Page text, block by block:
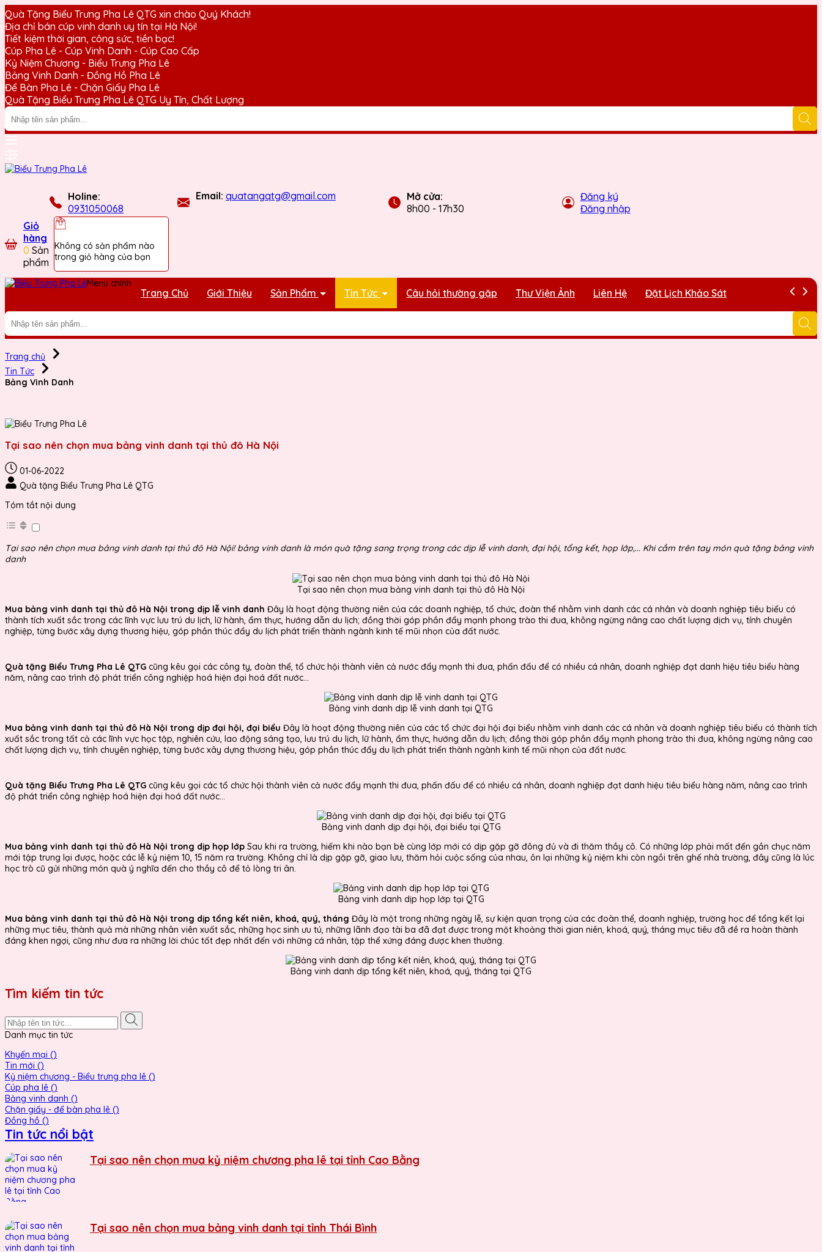
Quà Tặng Biểu Trưng Pha Lê QTG xin chào Quý Khách!
Địa chỉ bán cúp vinh danh uy tín tại Hà Nội!
Tiết kiệm thời gian, công sức, tiền bạc!
Cúp Pha Lê - Cúp Vinh Danh - Cúp Cao Cấp
Kỷ Niệm Chương - Biểu Trưng Pha Lê
Bảng Vinh Danh - Đồng Hồ Pha Lê
Để Bàn Pha Lê - Chặn Giấy Pha Lê
Quà Tặng Biểu Trưng Pha Lê QTG Uy Tín, Chất Lượng
Holine:
0931050068
Email: quatangqtg@gmail.com
Mở cửa:
8h00 - 17h30
Đăng ký
Đăng nhập
Giỏ
hàng
0 Sản
phẩm
Không có sản phẩm nào
trong giỏ hàng của bạn
Menu chính
Trang Chủ Giới Thiệu Sản Phẩm Tin Tức Câu hỏi thường gặp Thư Viện Ảnh Liên Hệ Đặt Lịch Khảo Sát
Trang chủ
Tin Tức
Bảng Vinh Danh
Tại sao nên chọn mua bảng vinh danh tại thủ đô Hà Nội
01-06-2022
Quà tặng Biểu Trưng Pha Lê QTG
Tóm tắt nội dung
Tại sao nên chọn mua bảng vinh danh tại thủ đô Hà Nội! bảng vinh danh là món quà tặng sang trọng trong các dịp lễ vinh danh, đại hội, tổng kết, họp lớp,... Khi cầm trên tay món quà tặng bảng vinh
danh
Tại sao nên chọn mua bảng vinh danh tại thủ đô Hà Nội
Mua bảng vinh danh tại thủ đô Hà Nội trong dịp lễ vinh danh Đây là hoạt động thường niên của các doanh nghiệp, tổ chức, đoàn thể nhằm vinh danh các cá nhân và doanh nghiệp tiêu biểu có
thành tích xuất sắc trong các lĩnh vực lưu trú du lịch, lữ hành, ẩm thực, hướng dẫn du lịch; đồng thời góp phần đẩy mạnh phong trào thi đua, không ngừng nâng cao chất lượng dịch vụ, tính chuyên
nghiệp, từng bước xây dựng thương hiệu, góp phần thúc đẩy du lịch phát triển thành ngành kinh tế mũi nhọn của đất nước.
Quà tặng Biểu Trưng Pha Lê QTG cũng kêu gọi các công ty, đoàn thể, tổ chức hội thành viên cả nước đẩy mạnh thi đua, phấn đấu để có nhiều cá nhân, doanh nghiệp đạt danh hiệu tiêu biểu hàng
năm, nâng cao trình độ phát triển công nghiệp hoá hiện đại hoá đất nước...
Bảng vinh danh dịp lễ vinh danh tại QTG
Mua bảng vinh danh tại thủ đô Hà Nội trong dịp đại hội, đại biểu Đây là hoạt động thường niên của các tổ chức đại hội đại biểu nhằm vinh danh các cá nhân và doanh nghiệp tiêu biểu có thành tích
xuất sắc trong tất cả các lĩnh vực học tập, nghiên cứu, lao động sáng tạo, lưu trú du lịch, lữ hành, ẩm thực, hướng dẫn du lịch; đồng thời góp phần đẩy mạnh phong trào thi đua, không ngừng nâng cao
chất lượng dịch vụ, tính chuyên nghiệp, từng bước xây dựng thương hiệu, góp phần thúc đẩy du lịch phát triển thành ngành kinh tế mũi nhọn của đất nước.
Quà tặng Biểu Trưng Pha Lê QTG cũng kêu gọi các tổ chức hội thành viên cả nước đẩy mạnh thi đua, phấn đấu để có nhiều cá nhân, doanh nghiệp đạt danh hiệu tiêu biểu hàng năm, nâng cao trình
độ phát triển công nghiệp hoá hiện đại hoá đất nước...
Bảng vinh danh dịp đại hội, đại biểu tại QTG
Mua bảng vinh danh tại thủ đô Hà Nội trong dịp họp lớp Sau khi ra trường, hiếm khi nào bạn bè cùng lớp mới có dịp gặp gỡ đông đủ và đi thăm thầy cô. Có những lớp phải mất đến gần chục năm
mới tập trung lại được, hoặc các lễ kỷ niệm 10, 15 năm ra trường. Không chỉ là dịp gặp gỡ, giao lưu, thăm hỏi cuộc sống của nhau, ôn lại những kỷ niệm khi còn ngồi trên ghế nhà trường, đây cũng là lúc
học trò cũ gửi những món quà ý nghĩa đến cho thầy cô để tỏ lòng tri ân.
Bảng vinh danh dịp họp lớp tại QTG
Mua bảng vinh danh tại thủ đô Hà Nội trong dịp tổng kết niên, khoá, quý, tháng Đây là một trong những ngày lễ, sự kiện quan trọng của các đoàn thể, doanh nghiệp, trường học để tổng kết lại
những mục tiêu, thành quả mà những nhân viên xuất sắc, những học sinh ưu tú, những lãnh đạo tài ba đã đạt được trong một khoảng thời gian niên, khoá, quý, tháng mục tiêu đã đề ra hoàn thành
đáng khen ngợi, cũng như đưa ra những lời chúc tốt đẹp nhất đến với những cá nhân, tập thể xứng đáng được khen thưởng.
Bảng vinh danh dịp tổng kết niên, khoá, quý, tháng tại QTG
Tìm kiếm tin tức
Danh mục tin tức
Khyến mại ()
Tin mới ()
Kỷ niệm chương - Biểu trưng pha lê ()
Cúp pha lê ()
Bảng vinh danh ()
Chặn giấy - để bàn pha lê ()
Đồng hồ ()
Tin tức nổi bật
Tại sao nên chọn mua kỷ niệm chương pha lê tại tỉnh Cao Bằng
Tại sao nên chọn mua bảng vinh danh tại tỉnh Thái Bình